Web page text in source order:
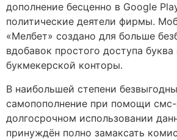
дополнение бесценно в Google
политические деятели фирмы.
«Мелбет» создано для больше
вдобавок простого доступа
букмекерской конторы.
В наибольшей степени
самопополнение при помощи
долгосрочном использовании
принуждён полно замаксать